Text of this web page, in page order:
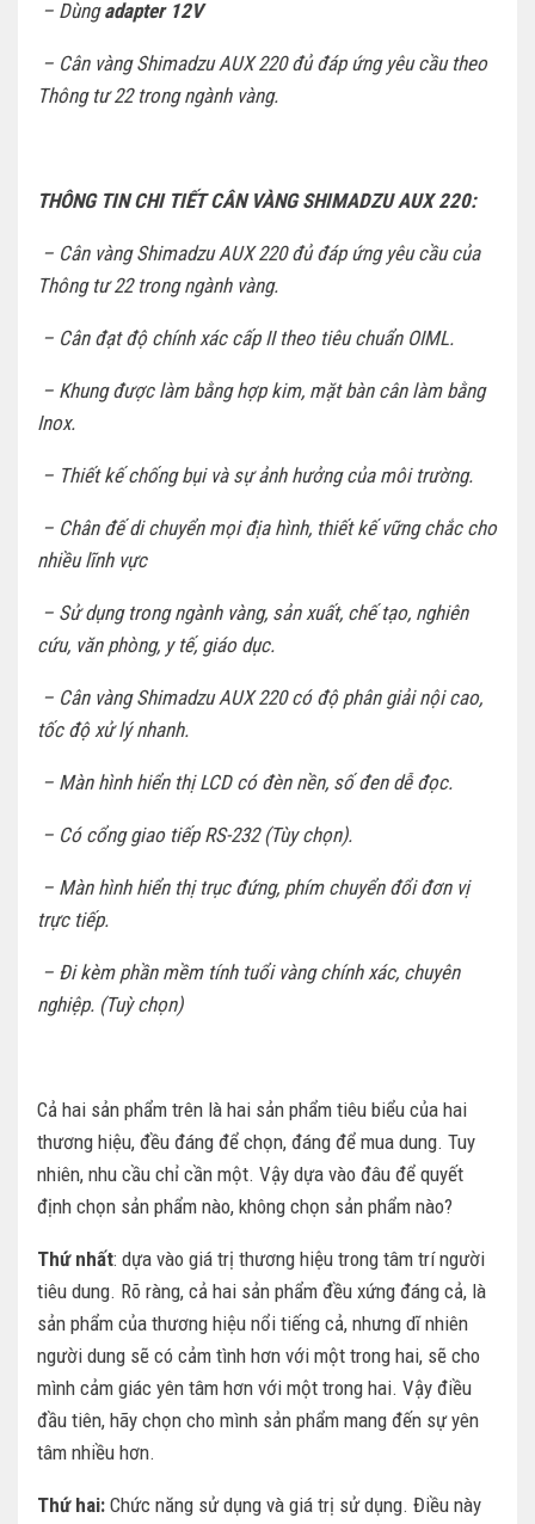
– Dùngadapter 12V
– Cân vàng Shimadzu AUX 220 đủ đáp ứng yêu cầu theo
Thông tư 22 trong ngành vàng.
THÔNG TIN CHI TIẾT CÂN VÀNG SHIMADZU AUX 220:
– Cân vàng Shimadzu AUX 220 đủ đáp ứng yêu cầu của
Thông tư 22 trong ngành vàng.
– Cân đạt độ chính xác cấp II theo tiêu chuẩn OIML.
– Khung được làm bằng hợp kim, mặt bàn cân làm bằng
Inox.
– Thiết kế chống bụi và sự ảnh hưởng của môi trường.
– Chân đế di chuyển mọi địa hình, thiết kế vững chắc cho
nhiều lĩnh vực
– Sử dụng trong ngành vàng, sản xuất, chế tạo, nghiên
cứu, văn phòng, y tế, giáo dục.
– Cân vàng Shimadzu AUX 220 có độ phân giải nội cao,
tốc độ xử lý nhanh.
– Màn hình hiển thị LCD có đèn nền, số đen dễ đọc.
– Có cổng giao tiếp RS-232 (Tùy chọn).
– Màn hình hiển thị trục đứng, phím chuyển đổi đơn vị
trực tiếp.
– Đi kèm phần mềm tính tuổi vàng chính xác, chuyên
nghiệp. (Tuỳ chọn)
Cả hai sản phẩm trên là hai sản phẩm tiêu biểu của hai
thương hiệu, đều đáng để chọn, đáng để mua dung. Tuy
nhiên, nhu cầu chỉ cần một. Vậy dựa vào đâu để quyết
định chọn sản phẩm nào, không chọn sản phẩm nào?
Thứ nhất: dựa vào giá trị thương hiệu trong tâm trí người
tiêu dung. Rõ ràng, cả hai sản phẩm đều xứng đáng cả, là
sản phẩm của thương hiệu nổi tiếng cả, nhưng dĩ nhiên
người dung sẽ có cảm tình hơn với một trong hai, sẽ cho
mình cảm giác yên tâm hơn với một trong hai. Vậy điều
đầu tiên, hãy chọn cho mình sản phẩm mang đến sự yên
tâm nhiều hơn.
Thứ hai: Chức năng sử dụng và giá trị sử dụng. Điều này